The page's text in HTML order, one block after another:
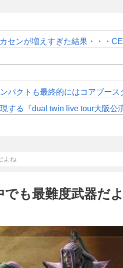
ンが増えすぎた結果・・・
クトも最終的にはコアブース
twin live tour大阪公演打ち上げ
よね
でも最難度武器だ